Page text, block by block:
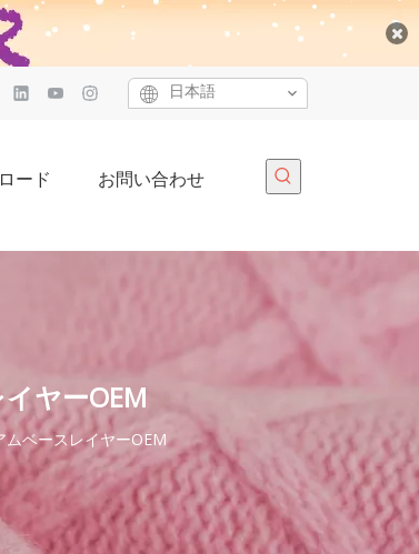
日本語
ード お問い合わせ
ヤーOEM
ベースレイヤーOEM